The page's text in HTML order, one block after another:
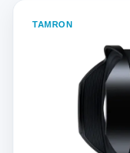
TAMRON